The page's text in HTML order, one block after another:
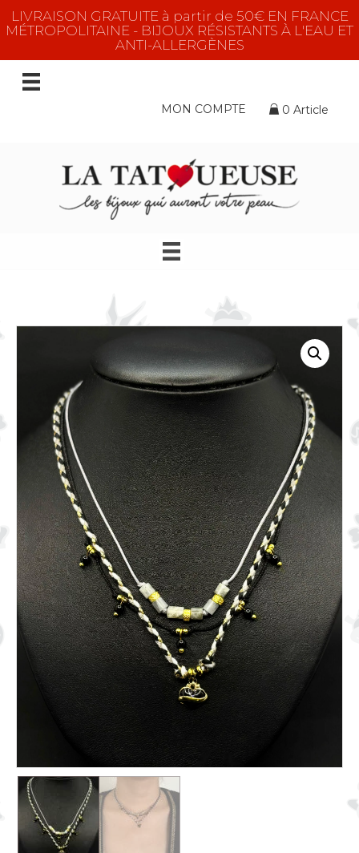
LIVRAISON GRATUITE à partir de 50€ EN FRANCE
MÉTROPOLITAINE - BIJOUX RÉSISTANTS À L'EAU ET
ANTI-ALLERGÈNES
MON COMPTE 0 Article